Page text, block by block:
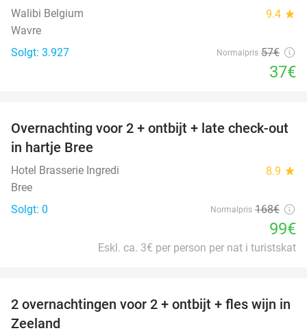
Walibi Belgium 9.4 star
Wavre
Solgt: 3.927
Normalpris 57€
37€
41%
DAG
Overnachting voor 2 + ontbijt + late check-out
in hartje Bree
Hotel Brasserie Ingredi 8.9 star
Bree
Solgt: 0
Normalpris 168€
99€
Eskl. ca. 3€ per person per nat i turistskat
55%
2 overnachtingen voor 2 + ontbijt + fles wijn in
Zeeland